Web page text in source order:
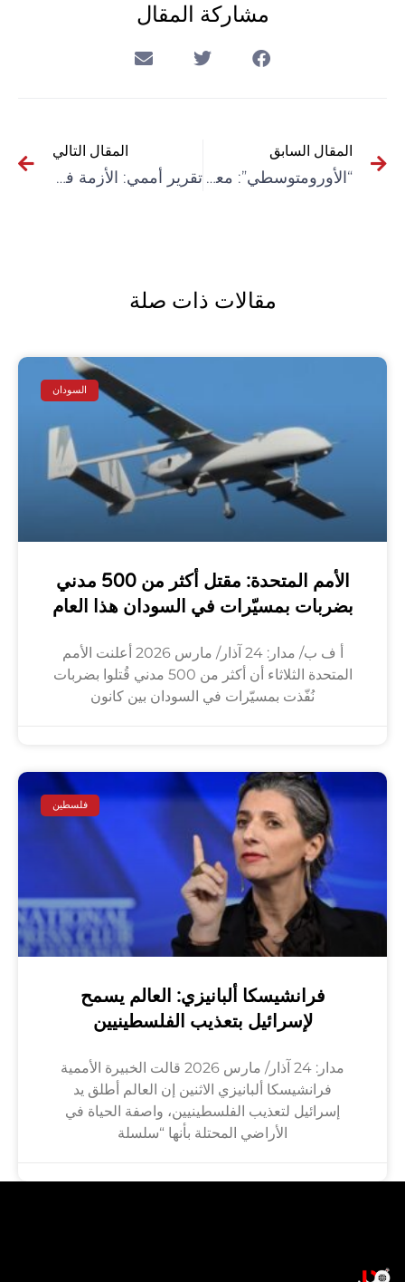
مشاركة المقال
المقال السابق
“الأورومتوسطي”: معدل الفقر في غزة يرتفع إلى 69 % جراء الحصار
المقال التالي
تقرير أممي: الأزمة في لبنان تدفع الشباب إلى ترك التعليم
مقالات ذات صلة
السودان
الأمم المتحدة: مقتل أكثر من 500 مدني
بضربات بمسيّرات في السودان هذا العام
أ ف ب/ مدار: 24 آذار/ مارس 2026 أعلنت الأمم
المتحدة الثلاثاء أن أكثر من 500 مدني قُتلوا بضربات
نُفّذت بمسيّرات في السودان بين كانون
فلسطين
فرانشيسكا ألبانيزي: العالم يسمح
لإسرائيل بتعذيب الفلسطينيين
مدار: 24 آذار/ مارس 2026 قالت الخبيرة الأممية
فرانشيسكا ألبانيزي الاثنين إن العالم أطلق يد
إسرائيل لتعذيب الفلسطينيين، واصفة الحياة في
الأراضي المحتلة بأنها “سلسلة